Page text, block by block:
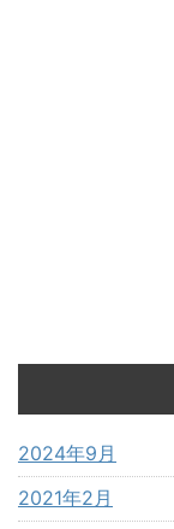
2024年9月
2021年2月